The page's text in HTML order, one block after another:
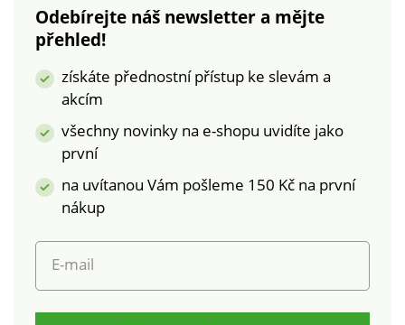
byly podrobeny
laboratorním testům
škodlivých látek a
výrobek je bezpečný
nad rámec platných
norem. Lze prát v
pračce.
Odebírejte náš newsletter a mějte
přehled!
získáte přednostní přístup ke slevám a
akcím
všechny novinky na e-shopu uvidíte jako
první
na uvítanou Vám pošleme 150 Kč na první
nákup
E-mail